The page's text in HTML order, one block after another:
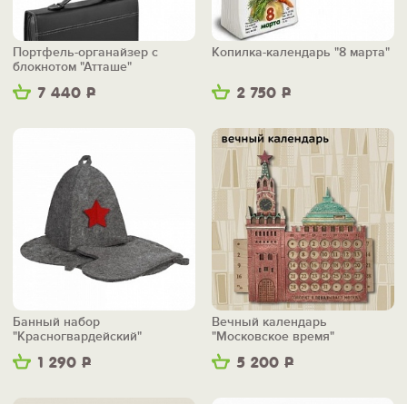
7 440 Р
Портфель-органайзер с
блокнотом "Атташе"
2 750 Р
Копилка-календарь "8 марта"
1 290 Р
Банный набор
"Красногвардейский"
5 200 Р
Вечный календарь
"Московское время"